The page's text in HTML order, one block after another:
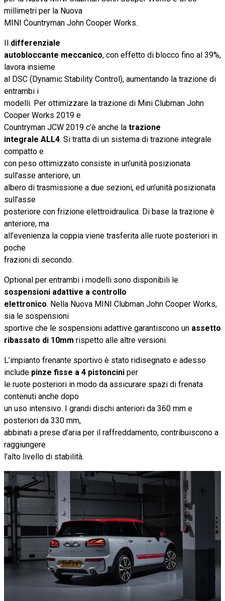
millimetri per la Nuova
MINI Countryman John Cooper Works.
differenziale
autobloccante meccanico, con effetto di blocco fino al 39%,
lavora insieme
al DSC (Dynamic Stability Control), aumentando la trazione di
entrambi i
modelli. Per ottimizzare la trazione di Mini Clubman John
Cooper Works 2019 e
Countryman JCW 2019 c’è anche la trazione
integrale ALL4. Si tratta di un sistema di trazione integrale
compatto e
con peso ottimizzato consiste in un’unità posizionata
sull’asse anteriore, un
albero di trasmissione a due sezioni, ed un’unità posizionata
sull’asse
posteriore con frizione elettroidraulica. Di base la trazione è
anteriore, ma
all’evenienza la coppia viene trasferita alle ruote posteriori in
poche
frazioni di secondo.
Optional per entrambi i modelli sono disponibili le
sospensioni adattive a controllo
elettronico. Nella Nuova MINI Clubman John Cooper Works,
sia le sospensioni
sportive che le sospensioni adattive garantiscono un assetto
ribassato di 10mm rispetto alle altre versioni.
L’impianto frenante sportivo è stato ridisegnato e adesso
include pinze fisse a 4 pistoncini per
le ruote posteriori in modo da assicurare spazi di frenata
contenuti anche dopo
un uso intensivo. I grandi dischi anteriori da 360 mm e
posteriori da 330 mm,
abbinati a prese d’aria per il raffreddamento, contribuiscono a
raggiungere
l’alto livello di stabilità.